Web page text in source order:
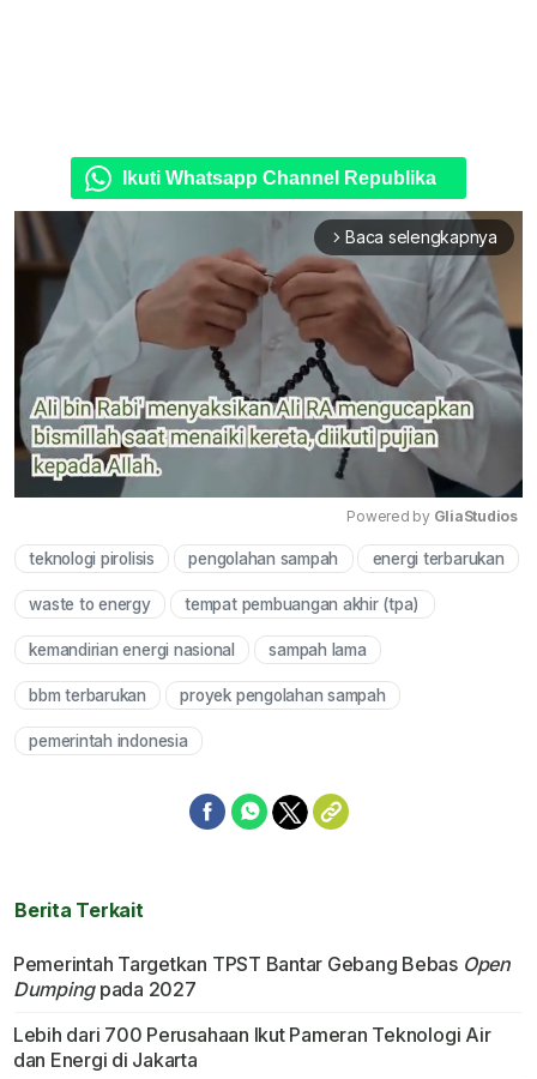
Ikuti Whatsapp Channel Republika
arrow_forward_ios Baca selengkapnya
Mute
Powered by GliaStudios
teknologi pirolisis pengolahan sampah energi terbarukan
waste to energy tempat pembuangan akhir (tpa)
kemandirian energi nasional sampah lama
bbm terbarukan proyek pengolahan sampah
pemerintah indonesia
Berita Terkait
Pemerintah Targetkan TPST Bantar Gebang Bebas Open
Dumpingpada 2027
Lebih dari 700 Perusahaan Ikut Pameran Teknologi Air
dan Energi di Jakarta